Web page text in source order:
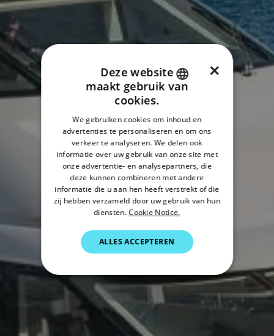
ENGLISH
DANISH
ITALIAN
SWEDISH
GERMAN
DUTCH
SPANISH
NORWEGIAN
FINNISH
×
Deze website
maakt gebruik van
cookies.
We gebruiken cookies om inhoud en
advertenties te personaliseren en om ons
verkeer te analyseren. We delen ook
informatie over uw gebruik van onze site met
onze advertentie- en analysepartners, die
deze kunnen combineren met andere
informatie die u aan hen heeft verstrekt of die
zij hebben verzameld door uw gebruik van hun
diensten. Cookie Notice.
ALLES ACCEPTEREN